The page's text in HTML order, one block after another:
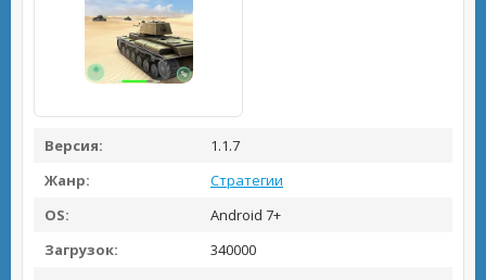
Версия:
1.1.7
Жанр:
Стратегии
OS:
Android 7+
Загрузок:
340000